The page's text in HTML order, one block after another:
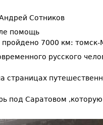
Сотников
помощь
7000 км:
русского
под Саратовом